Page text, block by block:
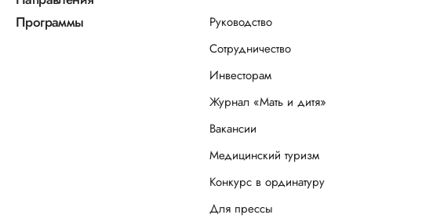
Программы
Руководство
Сотрудничество
Инвесторам
Журнал «Мать и дитя»
Вакансии
Медицинский туризм
Конкурс в ординатуру
Для прессы